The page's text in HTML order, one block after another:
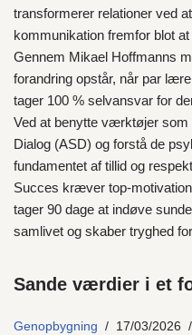
transformerer relationer ved
kommunikation fremfor blot
Gennem Mikael Hoffmanns
forandring opstår, når par
tager 100 % selvansvar for
Ved at benytte værktøjer som
Dialog (ASD) og forstå de
fundamentet af tillid og
Succes kræver top-
tager 90 dage at indøve
samlivet og skaber tryghed
Sande værdier i et
Genopbygning 17/03/2026